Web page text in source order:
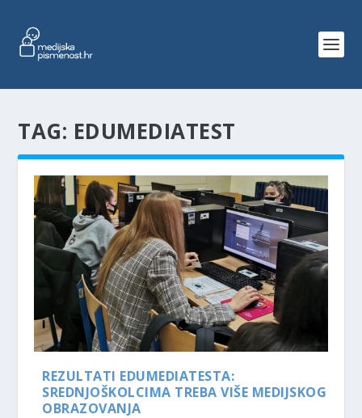
TAG: EDUMEDIATEST
REZULTATI EDUMEDIATESTA:
SREDNJOŠKOLCIMA TREBA VIŠE MEDIJSKOG
OBRAZOVANJA